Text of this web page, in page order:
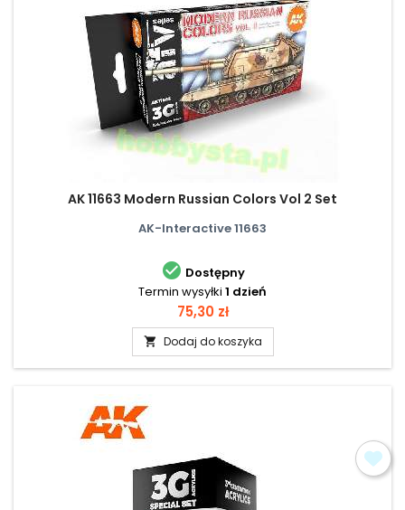
AK 11663 Modern Russian Colors Vol 2 Set
AK-Interactive 11663
 Dostępny
Termin wysyłki 1 dzień
Cena
75,30 zł
 Dodaj do koszyka